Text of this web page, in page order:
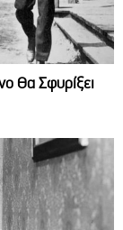
Θα Σφυρίξει